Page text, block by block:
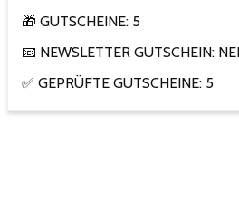
🎁 GUTSCHEINE: 5
📧 NEWSLETTER GUTSCHEIN:
✅ GEPRÜFTE GUTSCHEINE: 5